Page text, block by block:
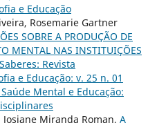
e Educação
Rosemarie Gartner
SOBRE A PRODUÇÃO DE
MENTAL NAS INSTITUIÇÕES
Saberes: Revista
e Educação: v. 25 n. 01
Mental e Educação:
Miranda Roman, A